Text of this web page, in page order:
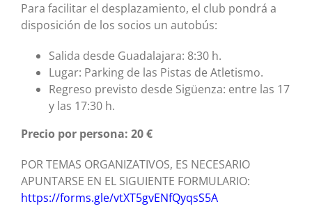
Para facilitar el desplazamiento, el club pondrá a
disposición de los socios un autobús:
Salida desde Guadalajara: 8:30 h.
Lugar: Parking de las Pistas de Atletismo.
Regreso previsto desde Sigüenza: entre las 17
y las 17:30 h.
Precio por persona: 20 €
POR TEMAS ORGANIZATIVOS, ES NECESARIO
APUNTARSE EN EL SIGUIENTE FORMULARIO:
https://forms.gle/vtXT5gvENfQyqsS5A